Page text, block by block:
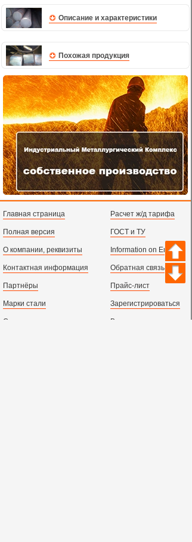
Описание и характеристики
Похожая продукция
Главная страница
Полная версия
О компании, реквизиты
Контактная информация
Партнёры
Марки стали
Сортамент металлопроката
Расчет ж/д тарифа
ГОСТ и ТУ
Information on English
Обратная связь
Прайс-лист
Зарегистрироваться
Вход с паролем